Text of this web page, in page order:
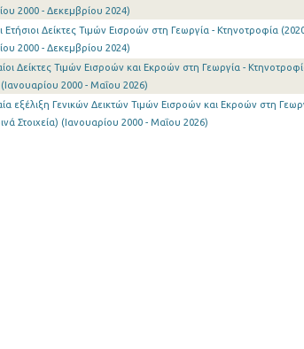
2000 - Δεκεμβρίου 2024)
Ετήσιοι Δείκτες Τιμών Εισροών στη Γεωργία - Κτηνοτροφία
2000 - Δεκεμβρίου 2024)
Δείκτες Τιμών Εισροών και Εκροών στη Γεωργία -
(Ιανουαρίου 2000 - Μαΐου 2026)
εξέλιξη Γενικών Δεικτών Τιμών Εισροών και Εκροών στη
Στοιχεία) (Ιανουαρίου 2000 - Μαΐου 2026)